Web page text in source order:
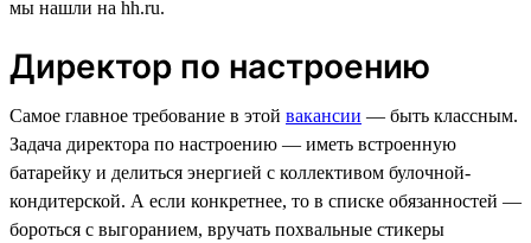
мы нашли на hh.ru.
Директор по настроению
Самое главное требование в этой вакансии — быть классным.
Задача директора по настроению — иметь встроенную
батарейку и делиться энергией с коллективом булочной-
кондитерской. А если конкретнее, то в списке обязанностей —
бороться с выгоранием, вручать похвальные стикеры